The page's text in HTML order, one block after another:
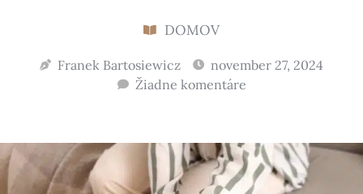
DOMOV
Franek Bartosiewicz
november 27, 2024
Žiadne komentáre